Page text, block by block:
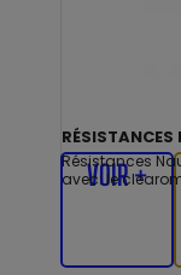
Résistances
avec: le
VOIR +